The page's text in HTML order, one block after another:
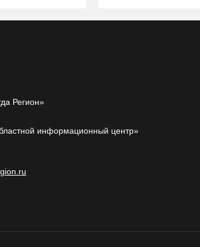
Регион»
информационный центр»